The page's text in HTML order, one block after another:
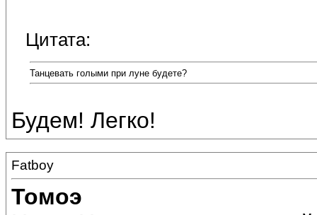
Цитата:
Танцевать голыми при луне будете?
Будем! Легко!
Fatboy
Томоэ